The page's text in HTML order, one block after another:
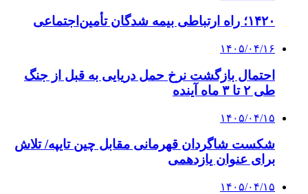
۱۴۲۰؛ راه ارتباطی بیمه شدگان تأمین‌اجتماعی
۱۴۰۵/۰۴/۱۶
احتمال بازگشت نرخ حمل دریایی به قبل از جنگ
طی ۲ تا ۳ ماه آینده
۱۴۰۵/۰۴/۱۵
شکست شاگردان قهرمانی مقابل چین تایپه/ تلاش
برای عنوان یازدهمی
۱۴۰۵/۰۴/۱۵